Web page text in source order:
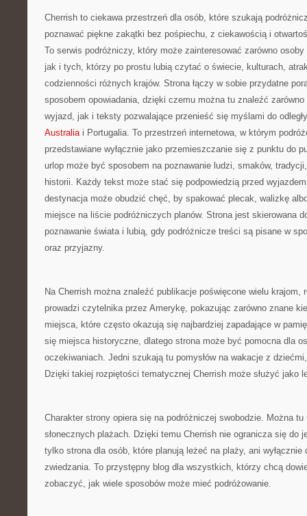
Cherrish to ciekawa przestrzeń dla osób, które szukają
poznawać piękne zakątki bez pośpiechu, z ciekawością i
To serwis podróżniczy, który może zainteresować zarówno
jak i tych, którzy po prostu lubią czytać o świecie, kulturach,
codzienności różnych krajów. Strona łączy w sobie przydatne
sposobem opowiadania, dzięki czemu można tu znaleźć zarówno
wyjazd, jak i teksty pozwalające przenieść się myślami do
Australiai Portugalia. To przestrzeń internetowa, w którym
przedstawiane wyłącznie jako przemieszczanie się z punktu do
urlop może być sposobem na poznawanie ludzi, smaków,
historii. Każdy tekst może stać się podpowiedzią przed
destynacja może obudzić chęć, by spakować plecak, walizkę
miejsce na liście podróżniczych planów. Strona jest skierowana
poznawanie świata i lubią, gdy podróżnicze treści są pisane w
oraz przyjazny.
Na Cherrish można znaleźć publikacje poświęcone wielu krajom,
prowadzi czytelnika przez Amerykę, pokazując zarówno znane
miejsca, które często okazują się najbardziej zapadające w
się miejsca historyczne, dlatego strona może być pomocna dla
oczekiwaniach. Jedni szukają tu pomysłów na wakacje z
Dzięki takiej rozpiętości tematycznej Cherrish może służyć jako
Charakter strony opiera się na podróżniczej swobodzie. Można
słonecznych plażach. Dzięki temu Cherrish nie ogranicza się do
tylko strona dla osób, które planują leżeć na plaży, ani wyłącznie
zwiedzania. To przystępny blog dla wszystkich, którzy chcą
zobaczyć, jak wiele sposobów może mieć podróżowanie.